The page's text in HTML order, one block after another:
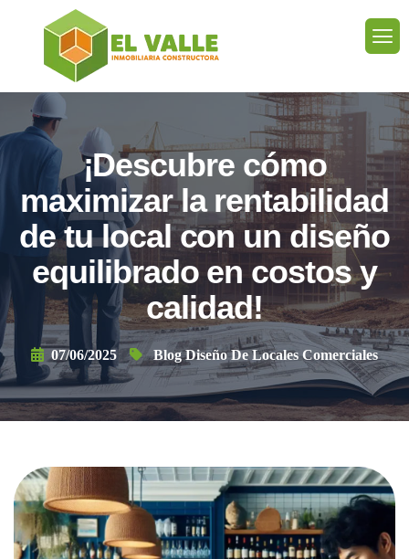
¡Descubre cómo
maximizar la rentabilidad
de tu local con un diseño
equilibrado en costos y
calidad!
07/06/2025 Blog Diseño De Locales Comerciales